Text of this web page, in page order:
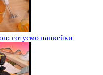
готуємо панкейки